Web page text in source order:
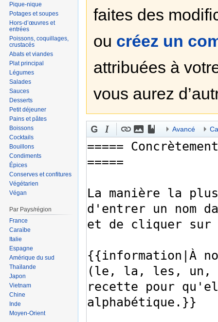
faites des
ou créez un
attribuées à
vous aurez
Avancé
Pique-nique
Potages et soupes
Hors-d’œuvres et
entrées
Poissons, coquillages,
crustacés
Abats et viandes
Plat principal
Légumes
Salades
Sauces
Desserts
Petit déjeuner
Pains et pâtes
Boissons
Cocktails
Bouillons
Condiments
Épices
Conserves et confitures
Végétarien
Végan
Par Pays/région
France
Caraïbe
Italie
Espagne
Amérique du sud
Thaïlande
Japon
Vietnam
Chine
Inde
Moyen-Orient